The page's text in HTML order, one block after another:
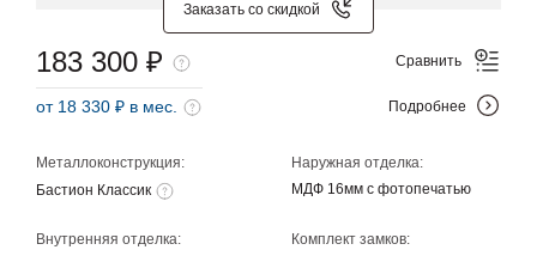
Заказать со скидкой
Металлоконструкция:
Бастион Классик
Наружная отделка:
МДФ 16мм с фотопечатью
Внутренняя отделка:
Комплект замков:
183 300 ₽
от 18 330 ₽ в мес.
Сравнить
Подробнее